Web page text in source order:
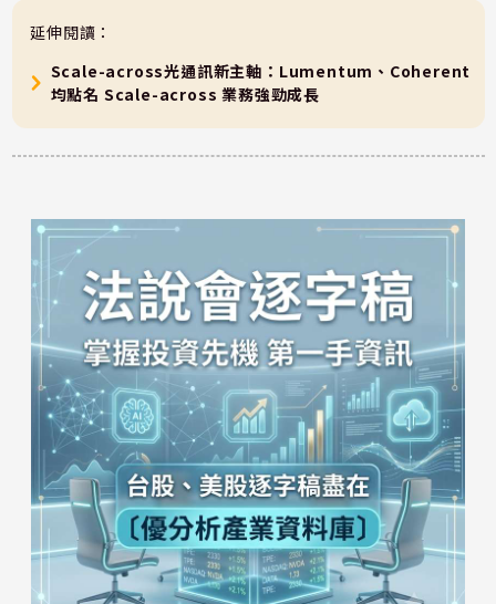
延伸閱讀：
Scale-across光通訊新主軸：Lumentum、Coherent
均點名 Scale-across 業務強勁成長